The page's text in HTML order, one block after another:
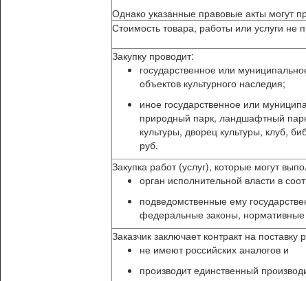
Однако указанные правовые акты могут
Стоимость товара, работы или услуги не
Закупку проводит:
государственное или
объектов культурного наследия;
иное государственное или
природный парк, ландшафтный
культуры, дворец культуры, клуб,
руб.
Закупка работ (услуг), которые могут
орган исполнительной власти в
подведомственные ему
федеральные законы, нормативные
Заказчик заключает контракт на
не имеют российских аналогов и
производит единственный